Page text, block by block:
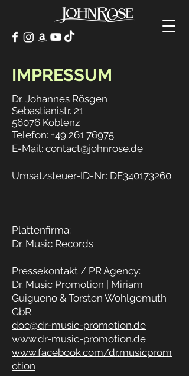
IMPRESSUM
Dr. Johannes Rösgen
Sebastianistr. 21
56076 Koblenz
Telefon: +49 261 76975
E-Mail: contact@johnrose.de
Umsatzsteuer-ID-Nr.: DE340173260
Plattenfirma:
Dr. Music Records
Pressekontakt / PR Agency:
Dr. Music Promotion | Miriam
Guigueno & Torsten Wohlgemuth
GbR
doc@dr-music-promotion.de
www.dr-music-promotion.de
www.facebook.com/dr.musicprom
otion